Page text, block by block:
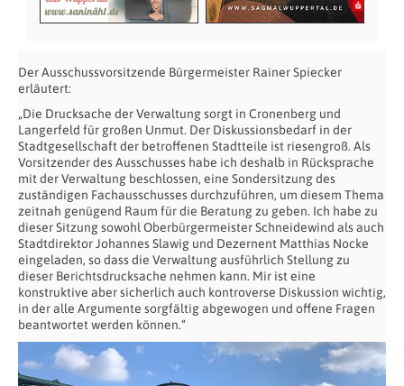
Der Ausschussvorsitzende Bürgermeister Rainer Spiecker
erläutert:
„Die Drucksache der Verwaltung sorgt in Cronenberg und
Langerfeld für großen Unmut. Der Diskussionsbedarf in der
Stadtgesellschaft der betroffenen Stadtteile ist riesengroß. Als
Vorsitzender des Ausschusses habe ich deshalb in Rücksprache
mit der Verwaltung beschlossen, eine Sondersitzung des
zuständigen Fachausschusses durchzuführen, um diesem Thema
zeitnah genügend Raum für die Beratung zu geben. Ich habe zu
dieser Sitzung sowohl Oberbürgermeister Schneidewind als auch
Stadtdirektor Johannes Slawig und Dezernent Matthias Nocke
eingeladen, so dass die Verwaltung ausführlich Stellung zu
dieser Berichtsdrucksache nehmen kann. Mir ist eine
konstruktive aber sicherlich auch kontroverse Diskussion wichtig,
in der alle Argumente sorgfältig abgewogen und offene Fragen
beantwortet werden können.“